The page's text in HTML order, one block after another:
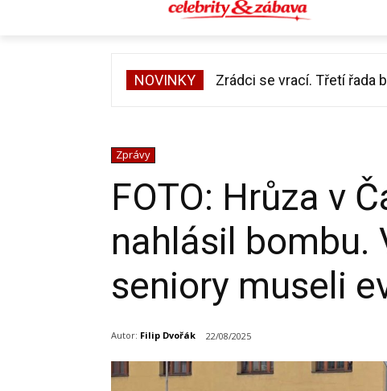
NOVINKY Zrádci se vrací. Třetí řada
Zdeněk Pohlreich opět
Zprávy
FOTO: Hrůza v
nahlásil bombu.
seniory museli
Autor: Filip Dvořák 22/08/2025